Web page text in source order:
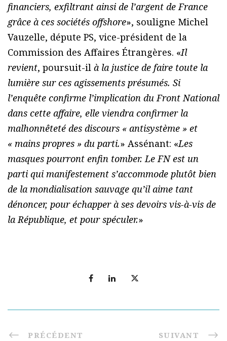
financiers, exfiltrant ainsi de l’argent de France
grâce à ces sociétés offshore», souligne Michel
Vauzelle, députe PS, vice-président de la
Commission des Affaires Étrangères. «Il
revient, poursuit-il à la justice de faire toute la
lumière sur ces agissements présumés. Si
l’enquête confirme l’implication du Front National
dans cette affaire, elle viendra confirmer la
malhonnêteté des discours « antisystème » et
« mains propres » du parti.» Assénant: «Les
masques pourront enfin tomber. Le FN est un
parti qui manifestement s’accommode plutôt bien
de la mondialisation sauvage qu’il aime tant
dénoncer, pour échapper à ses devoirs vis-à-vis de
la République, et pour spéculer.»
PRÉCÉDENT SUIVANT